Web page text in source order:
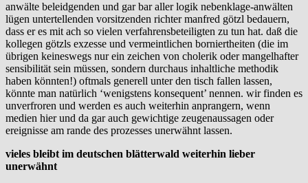
anwälte beleidgenden und gar bar aller logik nebenklage-anwälten
lügen untertellenden vorsitzenden richter manfred götzl bedauern,
dass er es mit ach so vielen verfahrensbeteiligten zu tun hat. daß die
kollegen götzls exzesse und vermeintlichen borniertheiten (die im
übrigen keineswegs nur ein zeichen von cholerik oder mangelhafter
sensibilität sein müssen, sondern durchaus inhaltliche methodik
haben könnten!) oftmals generell unter den tisch fallen lassen,
könnte man natürlich ‘wenigstens konsequent’ nennen. wir finden es
unverfroren und werden es auch weiterhin anprangern, wenn
medien hier und da gar auch gewichtige zeugenaussagen oder
ereignisse am rande des prozesses unerwähnt lassen.
vieles bleibt im deutschen blätterwald weiterhin lieber
unerwähnt